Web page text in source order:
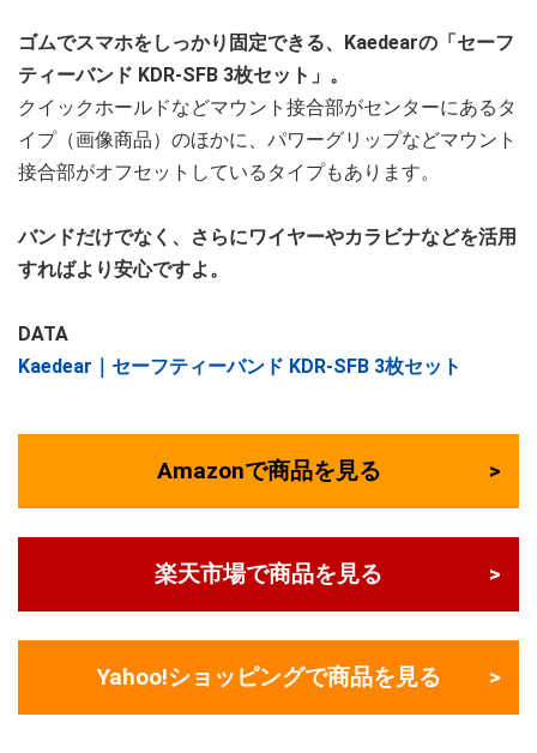
ゴムでスマホをしっかり固定できる、Kaedearの「セーフ
ティーバンド KDR-SFB 3枚セット」。
クイックホールドなどマウント接合部がセンターにあるタ
イプ（画像商品）のほかに、パワーグリップなどマウント
接合部がオフセットしているタイプもあります。
バンドだけでなく、さらにワイヤーやカラビナなどを活用
すればより安心ですよ。
DATA
Kaedear｜セーフティーバンド KDR-SFB 3枚セット
Amazonで商品を見る
楽天市場で商品を見る
Yahoo!ショッピングで商品を見る